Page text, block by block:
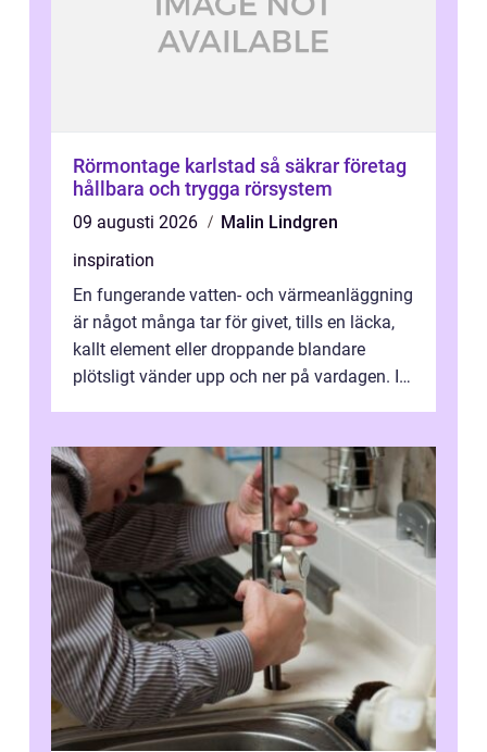
Rörmontage karlstad så säkrar företag
hållbara och trygga rörsystem
09 augusti 2026
Malin Lindgren
inspiration
En fungerande vatten- och värmeanläggning
är något många tar för givet, tills en läcka,
kallt element eller droppande blandare
plötsligt vänder upp och ner på vardagen. I